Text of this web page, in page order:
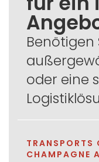
Benötigen
oder eine
TRANSPORTS
CHAMPAGNE